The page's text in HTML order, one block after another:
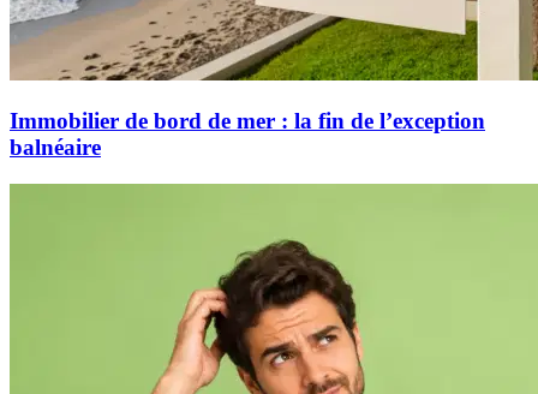
Immobilier de bord de mer : la fin de l’exception
balnéaire